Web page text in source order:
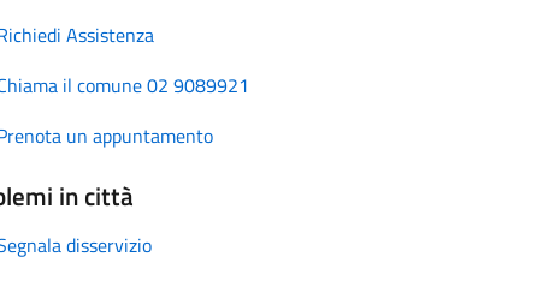
Assistenza
il comune 02 9089921
un appuntamento
in città
disservizio